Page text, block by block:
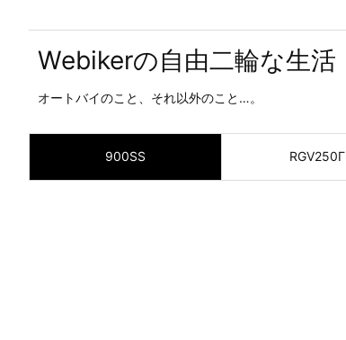
Webikerの自由二輪な生活
オートバイのこと、それ以外のこと…。
900SS RGV250Γ